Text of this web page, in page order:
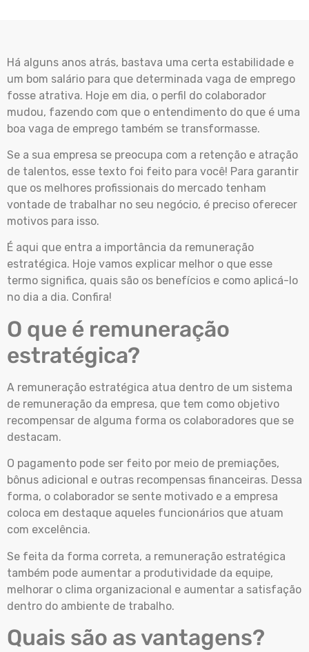
Há alguns anos atrás, bastava uma certa estabilidade e
um bom salário para que determinada vaga de emprego
fosse atrativa. Hoje em dia, o perfil do colaborador
mudou, fazendo com que o entendimento do que é uma
boa vaga de emprego também se transformasse.
Se a sua empresa se preocupa com a retenção e atração
de talentos, esse texto foi feito para você! Para garantir
que os melhores profissionais do mercado tenham
vontade de trabalhar no seu negócio, é preciso oferecer
motivos para isso.
É aqui que entra a importância da remuneração
estratégica. Hoje vamos explicar melhor o que esse
termo significa, quais são os benefícios e como aplicá-lo
no dia a dia. Confira!
O que é remuneração
estratégica?
A remuneração estratégica atua dentro de um sistema
de remuneração da empresa, que tem como objetivo
recompensar de alguma forma os colaboradores que se
destacam.
O pagamento pode ser feito por meio de premiações,
bônus adicional e outras recompensas financeiras. Dessa
forma, o colaborador se sente motivado e a empresa
coloca em destaque aqueles funcionários que atuam
com excelência.
Se feita da forma correta, a remuneração estratégica
também pode aumentar a produtividade da equipe,
melhorar o clima organizacional e aumentar a satisfação
dentro do ambiente de trabalho.
Quais são as vantagens?